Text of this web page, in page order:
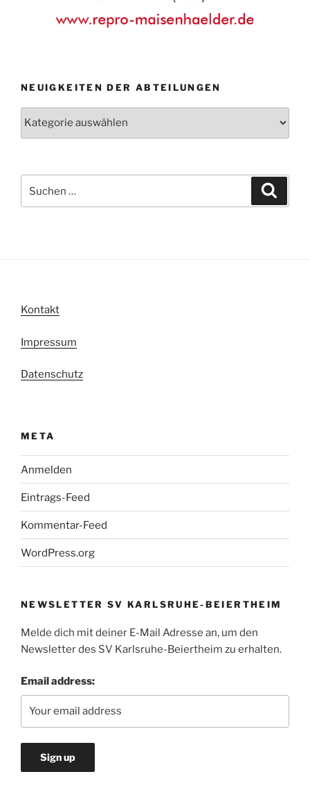
NEUIGKEITEN DER ABTEILUNGEN
nach:
Kontakt
Impressum
Datenschutz
META
Anmelden
Eintrags-Feed
Kommentar-Feed
WordPress.org
NEWSLETTER SV KARLSRUHE-BEIERTHEIM
Melde dich mit deiner E-Mail Adresse an, um den
Newsletter des SV Karlsruhe-Beiertheim zu erhalten.
Email address: